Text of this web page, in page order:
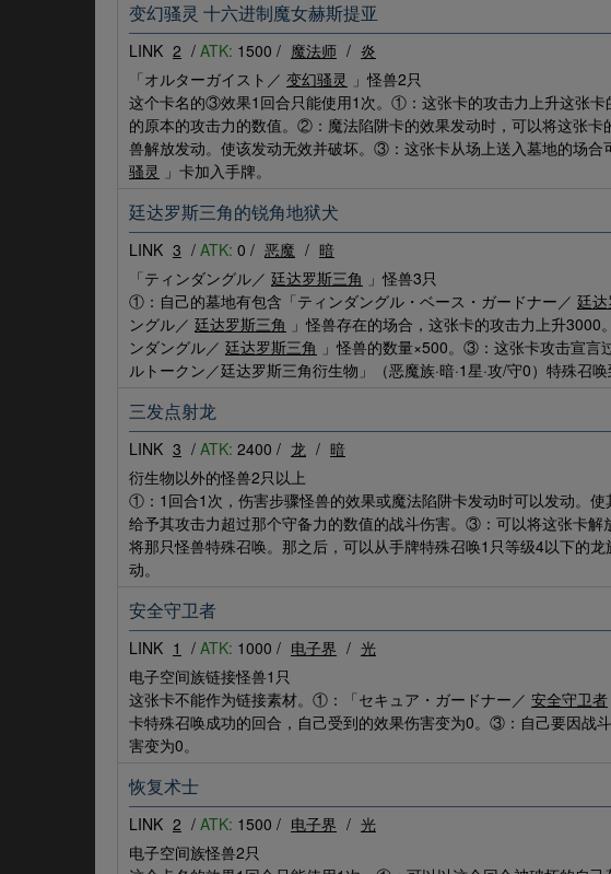
变幻骚灵 十六进制魔女赫斯提亚
LINK 2 / ATK: 1500 / 魔法师 / 炎
「オルターガイスト／ 变幻骚灵 」怪兽2只
这个卡名的③效果1回合只能使用1次。①：这张卡的攻击力上升这张卡
的原本的攻击力的数值。②：魔法陷阱卡的效果发动时，可以将这张卡
兽解放发动。使该发动无效并破坏。③：这张卡从场上送入墓地的场合
骚灵 」卡加入手牌。
廷达罗斯三角的锐角地狱犬
LINK 3 / ATK: 0 / 恶魔 / 暗
「ティンダングル／ 廷达罗斯三角 」怪兽3只
①：自己的墓地有包含「ティンダングル・ベース・ガードナー／ 廷
ングル／ 廷达罗斯三角 」怪兽存在的场合，这张卡的攻击力上升
ンダングル／ 廷达罗斯三角 」怪兽的数量×500。③：这张卡攻击宣言
ルトークン／廷达罗斯三角衍生物」（恶魔族·暗·1星·攻/守0）特殊召唤
三发点射龙
LINK 3 / ATK: 2400 / 龙 / 暗
衍生物以外的怪兽2只以上
①：1回合1次，伤害步骤怪兽的效果或魔法陷阱卡发动时可以发动。
给予其攻击力超过那个守备力的数值的战斗伤害。③：可以将这张卡解
将那只怪兽特殊召唤。那之后，可以从手牌特殊召唤1只等级4以下的
动。
安全守卫者
LINK 1 / ATK: 1000 / 电子界 / 光
电子空间族链接怪兽1只
这张卡不能作为链接素材。①：「セキュア・ガードナー／ 安全守卫者
卡特殊召唤成功的回合，自己受到的效果伤害变为0。③：自己要因战
害变为0。
恢复术士
LINK 2 / ATK: 1500 / 电子界 / 光
电子空间族怪兽2只